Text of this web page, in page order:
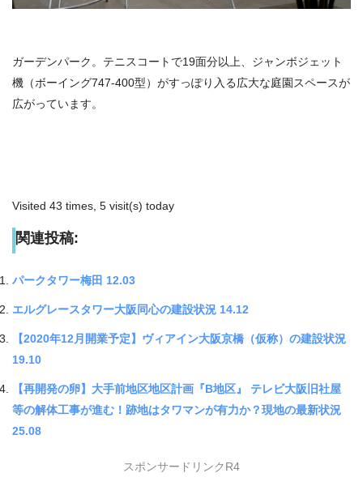
ガーデンパーク。テニスコートで19面分以上、ジャンボジェット
機（ボーイング747-400型）がすっぽり入る広大な庭園スペースが
広がっています。
Visited 43 times, 5 visit(s) today
関連投稿:
パークタワー梅田 12.03
エルグレースタワー大阪同心の建設状況 14.12
【2020年12月開業予定】ヴィアイン大阪京橋（仮称）の建設状況
19.10
【再開発の卵】大手前地区地区計画『B地区』 テレビ大阪旧社屋
等の解体工事が進む！跡地はタワマンが有力か？現地の最新状況
25.08
スポンサードリンクR4